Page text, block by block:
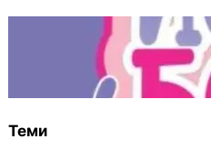
Инвитро
бебе“ се
Центъра към
Теми